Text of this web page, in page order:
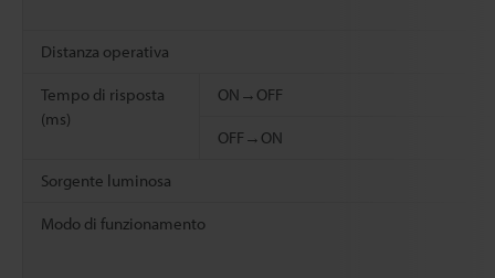
Distanza operativa
Tempo di risposta
(ms)
ON→OFF
OFF→ON
Sorgente luminosa
Modo di funzionamento